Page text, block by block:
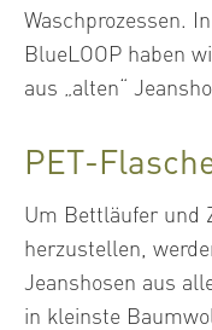
Waschprozessen.
BlueLOOP haben
aus „alten“
PET-
Um Bettläufer und
herzustellen,
Jeanshosen aus
in kleinste